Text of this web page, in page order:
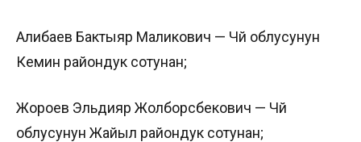
Алибаев Бактыяр Маликович — Чүй облусунун
Кемин райондук сотунан;
Жороев Эльдияр Жолборсбекович — Чүй
облусунун Жайыл райондук сотунан;